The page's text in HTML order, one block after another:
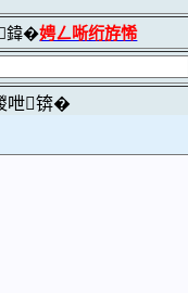
鍏�娉ㄥ唽绗斿悕
呭锛�